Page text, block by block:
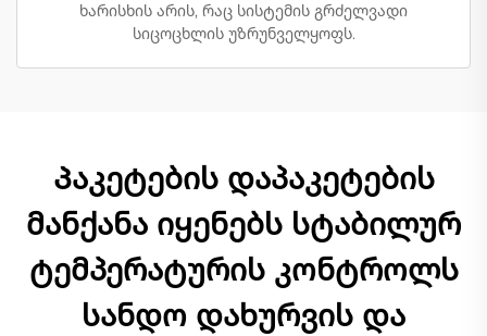
ხარისხის არის, რაც სისტემის გრძელვადი
სიცოცხლის უზრუნველყოფს.
Პაკეტების დაპაკეტების
მანქანა იყენებს სტაბილურ
ტემპერატურის კონტროლს
სანდო დახურვის და